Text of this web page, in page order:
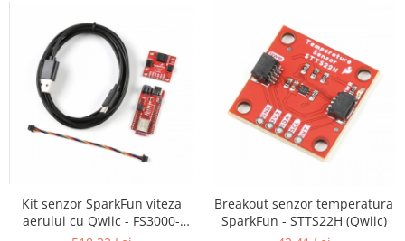
Kit senzor SparkFun viteza
aerului cu Qwiic - FS3000-
1015
Breakout senzor temperatura
SparkFun - STTS22H (Qwiic)